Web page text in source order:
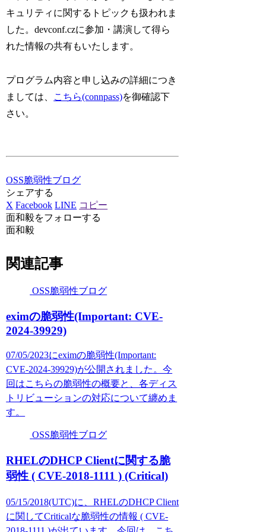
キュリティに関するトピックも扱われま
した。devconf.czに参加・講演して得ら
れた情報の共有もいたします。
プログラム内容と申し込みの詳細につき
ましては、
こちら(connpass)を御確認下
さい。
OSS脆弱性ブログ
シェアする
X Facebook LINE コピー
面和毅をフォローする
面和毅
関連記事
OSS脆弱性ブログ
eximの脆弱性(Important: CVE-
2024-39929)
07/05/2023にeximの脆弱性(Important:
CVE-2024-39929)が公開されました。今
回はこちらの脆弱性の概要と、各ディス
トリビューションの対応について纏めま
す。
OSS脆弱性ブログ
RHELのDHCP Clientに関する脆
弱性 ( CVE-2018-1111 ) (Critical)
05/15/2018(UTC)に、RHELのDHCP Client
に関してCriticalな脆弱性の情報 ( CVE-